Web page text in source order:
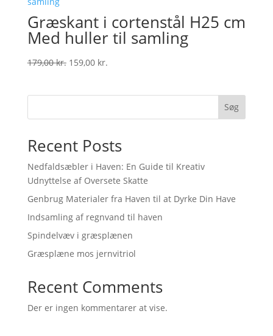
Græskant i cortenstål H25 cm
Med huller til samling
179,00kr. Original
159,00 kr.Current
Søg
Recent Posts
Nedfaldsæbler i Haven: En Guide til Kreativ
Udnyttelse af Oversete Skatte
Genbrug Materialer fra Haven til at Dyrke Din Have
Indsamling af regnvand til haven
Spindelvæv i græsplænen
Græsplæne mos jernvitriol
Recent Comments
Der er ingen kommentarer at vise.